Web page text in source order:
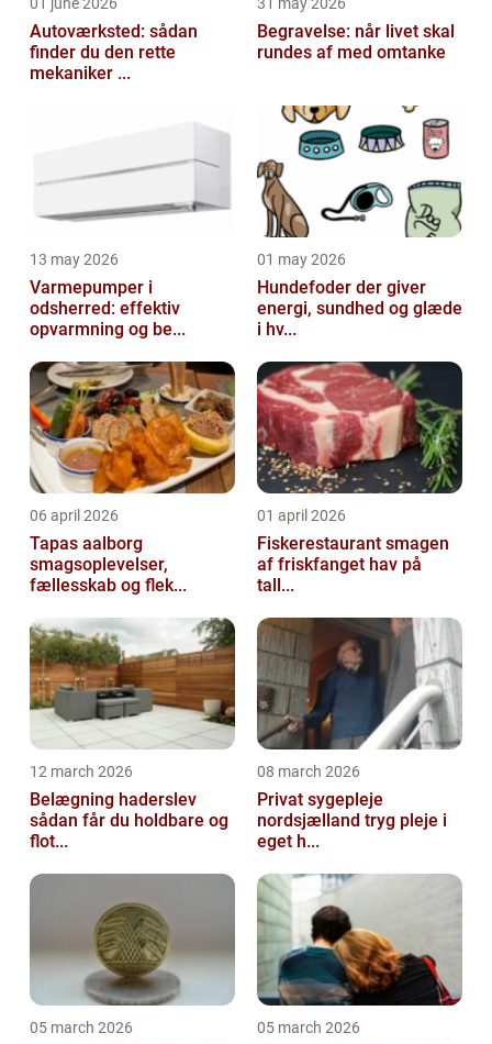
Autoværksted: sådan
finder du den rette
mekaniker ...
Begravelse: når livet skal
rundes af med omtanke
13 may 2026
Varmepumper i
odsherred: effektiv
opvarmning og be...
01 may 2026
Hundefoder der giver
energi, sundhed og glæde
i hv...
06 april 2026
Tapas aalborg
smagsoplevelser,
fællesskab og flek...
01 april 2026
Fiskerestaurant smagen
af friskfanget hav på
tall...
12 march 2026
Belægning haderslev
sådan får du holdbare og
flot...
08 march 2026
Privat sygepleje
nordsjælland tryg pleje i
eget h...
05 march 2026 05 march 2026